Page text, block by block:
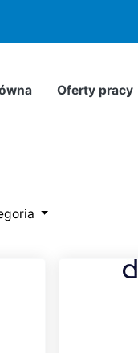
Oferty pracy